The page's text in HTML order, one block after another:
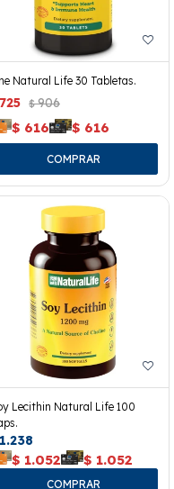
Natural Life 30 Tabletas.
725 $ 906
$ 616 $ 616
Lecithin Natural Life 100
1.238
$ 1.052 $ 1.052